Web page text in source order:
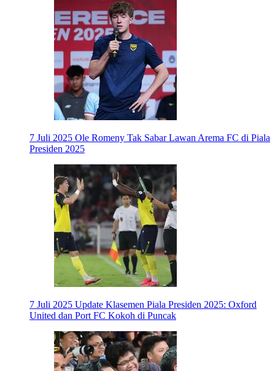
7 Juli 2025 Ole Romeny Tak Sabar Lawan Arema FC di Piala
Presiden 2025
7 Juli 2025 Update Klasemen Piala Presiden 2025: Oxford
United dan Port FC Kokoh di Puncak